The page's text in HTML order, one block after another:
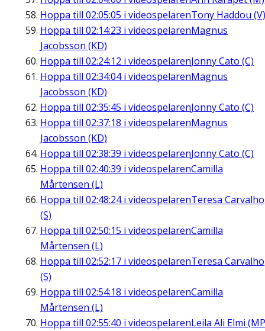
Hoppa till 02:05:05 i videospelarenTony Haddou (V)
Hoppa till 02:14:23 i videospelarenMagnus
Jacobsson (KD)
Hoppa till 02:24:12 i videospelarenJonny Cato (C)
Hoppa till 02:34:04i videospelarenMagnus
Jacobsson (KD)
Hoppa till 02:35:45 i videospelarenJonny Cato (C)
Hoppa till 02:37:18 i videospelarenMagnus
Jacobsson (KD)
Hoppa till 02:38:39 i videospelarenJonny Cato (C)
Hoppa till 02:40:39 i videospelarenCamilla
Mårtensen (L)
Hoppa till 02:48:24i videospelarenTeresa Carvalho
(S)
Hoppa till 02:50:15 i videospelarenCamilla
Mårtensen (L)
Hoppa till 02:52:17 i videospelarenTeresa Carvalho
(S)
Hoppa till 02:54:18 i videospelarenCamilla
Mårtensen (L)
Hoppa till 02:55:40 i videospelarenLeila Ali Elmi